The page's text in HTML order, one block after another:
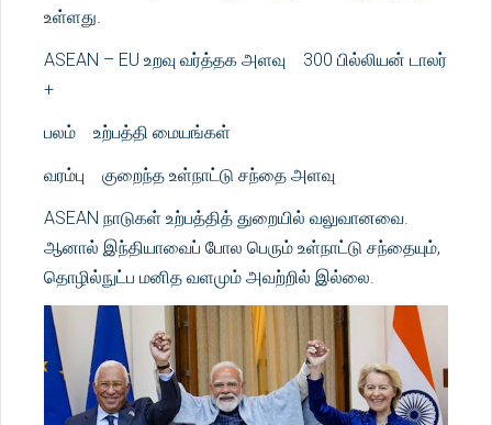
உள்ளது.
ASEAN – EU உறவு வர்த்தக அளவு 300 பில்லியன் டாலர்
+
பலம் உற்பத்தி மையங்கள்
வரம்பு குறைந்த உள்நாட்டு சந்தை அளவு
ASEAN நாடுகள் உற்பத்தித் துறையில் வலுவானவை.
ஆனால் இந்தியாவைப் போல பெரும் உள்நாட்டு சந்தையும்,
தொழில்நுட்ப மனித வளமும் அவற்றில் இல்லை.